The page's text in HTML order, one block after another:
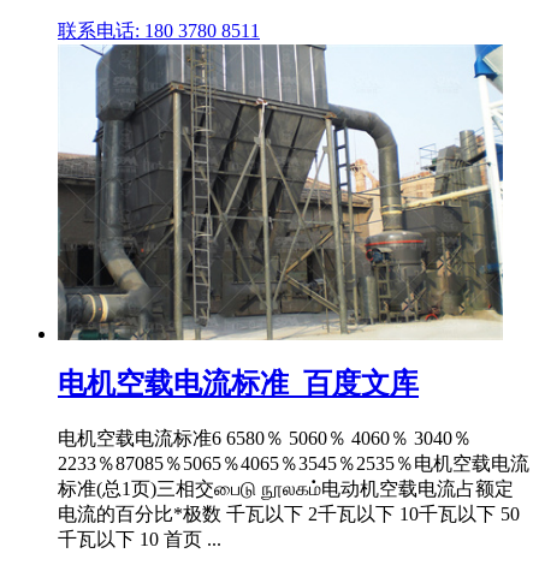
联系电话: 180 3780 8511
电机空载电流标准_百度文库
电机空载电流标准6 6580％ 5060％ 4060％ 3040％
2233％87085％5065％4065％3545％2535％电机空载电流
标准(总1页)三相交பைடு நூலகம்电动机空载电流占额定
电流的百分比*极数 千瓦以下 2千瓦以下 10千瓦以下 50
千瓦以下 10 首页 ...